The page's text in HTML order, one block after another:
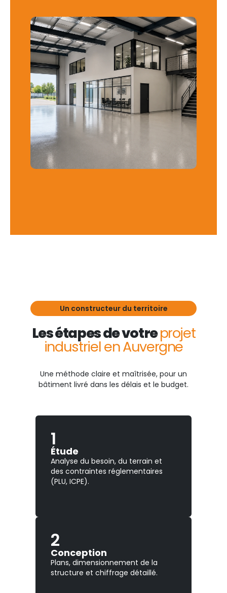
Un constructeur du territoire
Les étapes de votreprojet
industriel en Auvergne
Une méthode claire et maîtrisée, pour un
bâtiment livré dans les délais et le budget.
1
Étude
Analyse du besoin, du terrain et
des contraintes réglementaires
(PLU, ICPE).
2
Conception
Plans, dimensionnement de la
structure et chiffrage détaillé.